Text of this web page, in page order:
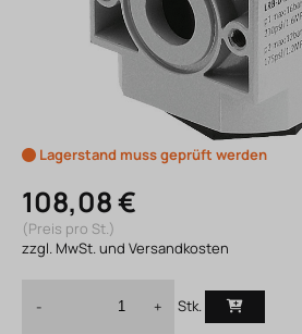
Lagerstand muss geprüft werden
108,08 €
(Preis pro St.)
zzgl. MwSt. und Versandkosten
- + Stk.